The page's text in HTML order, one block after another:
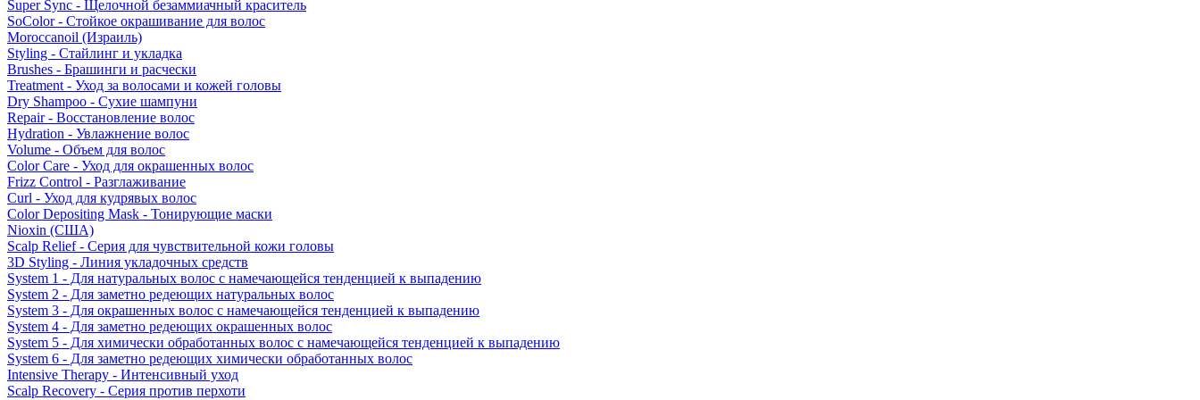
Super Sync - Щелочной безаммиачный краситель
SoColor - Стойкое окрашивание для волос
Moroccanoil (Израиль)
Styling - Стайлинг и укладка
Brushes - Брашинги и расчески
Treatment - Уход за волосами и кожей головы
Dry Shampoo - Сухие шампуни
Repair - Восстановление волос
Hydration - Увлажнение волос
Volume - Объем для волос
Color Care - Уход для окрашенных волос
Frizz Control - Разглаживание
Curl - Уход для кудрявых волос
Color Depositing Mask - Тонирующие маски
Nioxin (США)
Scalp Relief - Серия для чувствительной кожи головы
3D Styling - Линия укладочных средств
System 1 - Для натуральных волос с намечающейся тенденцией к выпадению
System 2 - Для заметно редеющих натуральных волос
System 3 - Для окрашенных волос с намечающейся тенденцией к выпадению
System 4 - Для заметно редеющих окрашенных волос
System 5 - Для химически обработанных волос с намечающейся тенденцией к выпадению
System 6 - Для заметно редеющих химически обработанных волос
Intensive Therapy - Интенсивный уход
Scalp Recovery - Серия против перхоти